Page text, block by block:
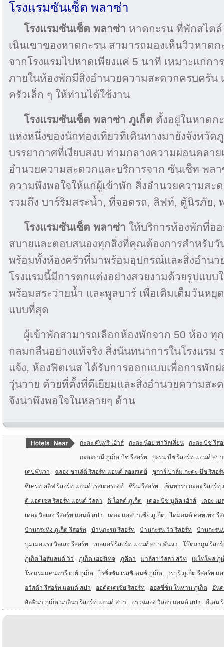
โรงแรมซันเซ็ต พลาซ่า
โรงแรมซันเซ็ต พลาซ่า หาดกะรน ที่พักสไต
เนินเขาของหาดกะรน สามารถมองเห็นวิวหาด
จากโรงแรมไปหาดเพียงแค่ 5 นาที เหมาะแก่กา
ภายในห้องพักมีสิ่งอำนวยความสะดวกครบครัน
ครัวเล็ก ๆ ให้ท่านได้ใช้งาน
โรงแรมซันเซ็ต พลาซ่า ภูเก็ต ตั้งอยู่ในหาดก
แห่งหนึ่งของนักท่องเที่ยวที่เดินทางมายังจังหวั
บรรยากาศที่เงียบสงบ ท่ามกลางความผ่อนคลา
อำนวยความสะดวกและบริการจาก ซันเซ็ท พล
ความพึงพอใจให้แก่ผู้เข้าพัก สิ่งอำนวยความสะ
รวมถึง บาร์ริมสระน้ำ, ที่จอดรถ, ลิฟท์, ตู้นิรภัย,
โรงแรมซันเซ็ต พลาซ่า ให้บริการห้องพักที่อ
สบายและตอบสนองทุกสิ่งที่คุณต้องการสำหรับวั
พร้อมทั้งห้องครัวที่มาพร้อมอุปกรณ์และสิ่งอำนว
โรงแรมนี้มีการตกแต่งอย่างสวยงามด้วยรูปแบ
พร้อมสระว่ายน้ำ และพูลบาร์ เพื่อเติมเต็มวันห
แบบที่สุด
ผู้เข้าพักสามารถเลือกห้องพักจาก 50 ห้อง ทุ
กลมกลืนอย่างแท้จริง สิ่งนันทนาการในโรงแรม
แจ้ง, ห้องฟิตเนส ได้รับการออกแบบเพื่อการพัก
วุ่นวาย ด้วยที่ตั้งที่ดีเยียมและสิ่งอำนวยความสะ
จึงน่าพึงพอใจในหลายๆ ด้าน
กะตะ คันทรี เฮ้าส์ กะตะ น้อย พาวิลเลี่ยน กะตะ บีช รีส
กะตะธานี ภูเก็ต บีช รีสอร์ท กะรน บีช รีสอร์ท แอนด์ สปา
เคปพันวา ฉลอง ชาเล่ต์ รีสอร์ท แอนด์ ลองสเตย์ ชูการ์ ปาล์ม กะตะ บีช รีสอร์
ซีเครท คลิฟ รีสอร์ท แอนด์ เรสเตอรองท์ ซีรีน รีสอร์ท เซ็นทารา กะตะ รีสอร์ท
ดิ แอคเซส รีสอร์ท แอนด์ วิลล่า ดิ โอลด์ ภูเก็ต เดอะ บีช บูติค เฮ้าส์ เดอะ เบ
เดอะ วิลเลจ รีสอร์ท แอนด์ สปา เดอะ แอสปาเซีย ภูเก็ต ไดมอนด์ คอทเทจ รี
บ้านกระทิง ภูเก็ต รีสอร์ท บ้านกะรน รีสอร์ท บ้านกะรน วิว รีสอร์ท บ้านกะรน
บูมเมอแรง วิลเลจ รีสอร์ท เบลแอร์ รีสอร์ท แอนด์ สปา พันวา โบ๊ตลากูน รีสอ
ภูเก็ต ไอส์แลนด์ วิว ภูเก็ต เฮอริเทจ ภูคีตา มาลิสา วิลล่า สวีท เมโทโพล ภู
โรงแรมแคนทารี เบย์ ภูเก็ต ไรซิ่งซัน เรสซิเดนซ์ ภูเก็ต วรบุรี ภูเก็ต รีสอร์ท แ
อวิสต้า รีสอร์ท แอนด์ สปา ออคิดเดเซีย รีสอร์ท ออลซีซั่น ในหาน ภูเก็ต อัน
อัลพิน่า ภูเก็ต นาลิน่า รีสอร์ท แอนด์ สปา อ่าวฉลอง วิลล่า แอนด์ สปา อีเดน